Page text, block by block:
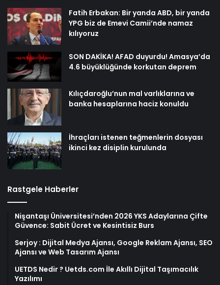
Fatih Erbakan: Bir yanda ABD, bir yanda
YPG biz de Emevi Camii’nde namaz
kılıyoruz
SON DAKİKA! AFAD duyurdu! Amasya’da
4.6 büyüklüğünde korkutan deprem
Kılıçdaroğlu’nun mal varlıklarına ve
banka hesaplarına haciz konuldu
İhraçları istenen teğmenlerin dosyası
ikinci kez disiplin kurulunda
Rastgele Haberler
Nişantaşı Üniversitesi’nden 2026 YKS Adaylarına Çifte
Güvence: Sabit Ücret ve Kesintisiz Burs
Serjoy : Dijital Medya Ajansı, Google Reklam Ajansı, SEO
Ajansı ve Web Tasarım Ajansı
UETDS Nedir ? Uetds.com İle Akıllı Dijital Taşımacılık
Yazılımı